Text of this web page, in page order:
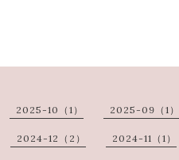
2025-10（1） 2025-09（1）
2024-12（2） 2024-11（1）